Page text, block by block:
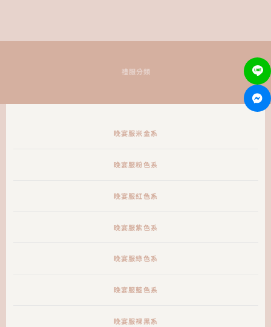
禮服分類
晚宴服米金系
晚宴服粉色系
晚宴服紅色系
晚宴服紫色系
晚宴服綠色系
晚宴服藍色系
晚宴服裸黑系